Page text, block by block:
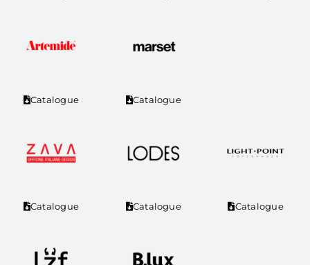
Catalogue Catalogue
Catalogue Catalogue Catalogue